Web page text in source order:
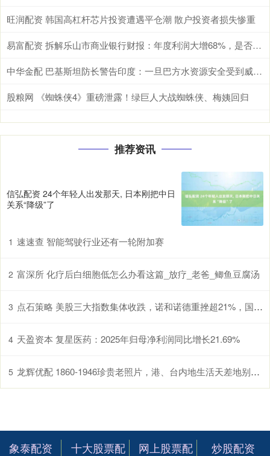
旺润配资 韩国高杠杆芯片投资遭遇平仓潮 散户投资者损失惨重
易富配资 拆解乐山市商业银行财报：年度利润大增68%，是否可持续？
中华金配 巴基斯坦防长警告印度：一旦巴方水资源安全受到威胁，肯定与印度开战
股粮网 《蜘蛛侠4》重磅泄露！绿巨人大战蜘蛛侠、梅姨回归
推荐资讯
信弘配资 24个年轻人出发那天, 日本刚把中日
关系“降级”了
1 速速查 智能驾驶行业还有一轮附加赛
2 富深所 化疗后白细胞低怎么办看这篇_放疗_老爸_鲫鱼豆腐汤
3 点石策略 美股三大指数集体收跌，诺和诺德重挫超21%，国际油价涨超3%
4 天盈资本 复星医药：2025年归母净利润同比增长21.69%
5 龙辉优配 1860-1946珍贵老照片，港、台内地生活天差地别，地主豪绅太奢靡_普通百姓_时代_旧社会
象泰配资 十大股票配 网上股票配 炒股配资